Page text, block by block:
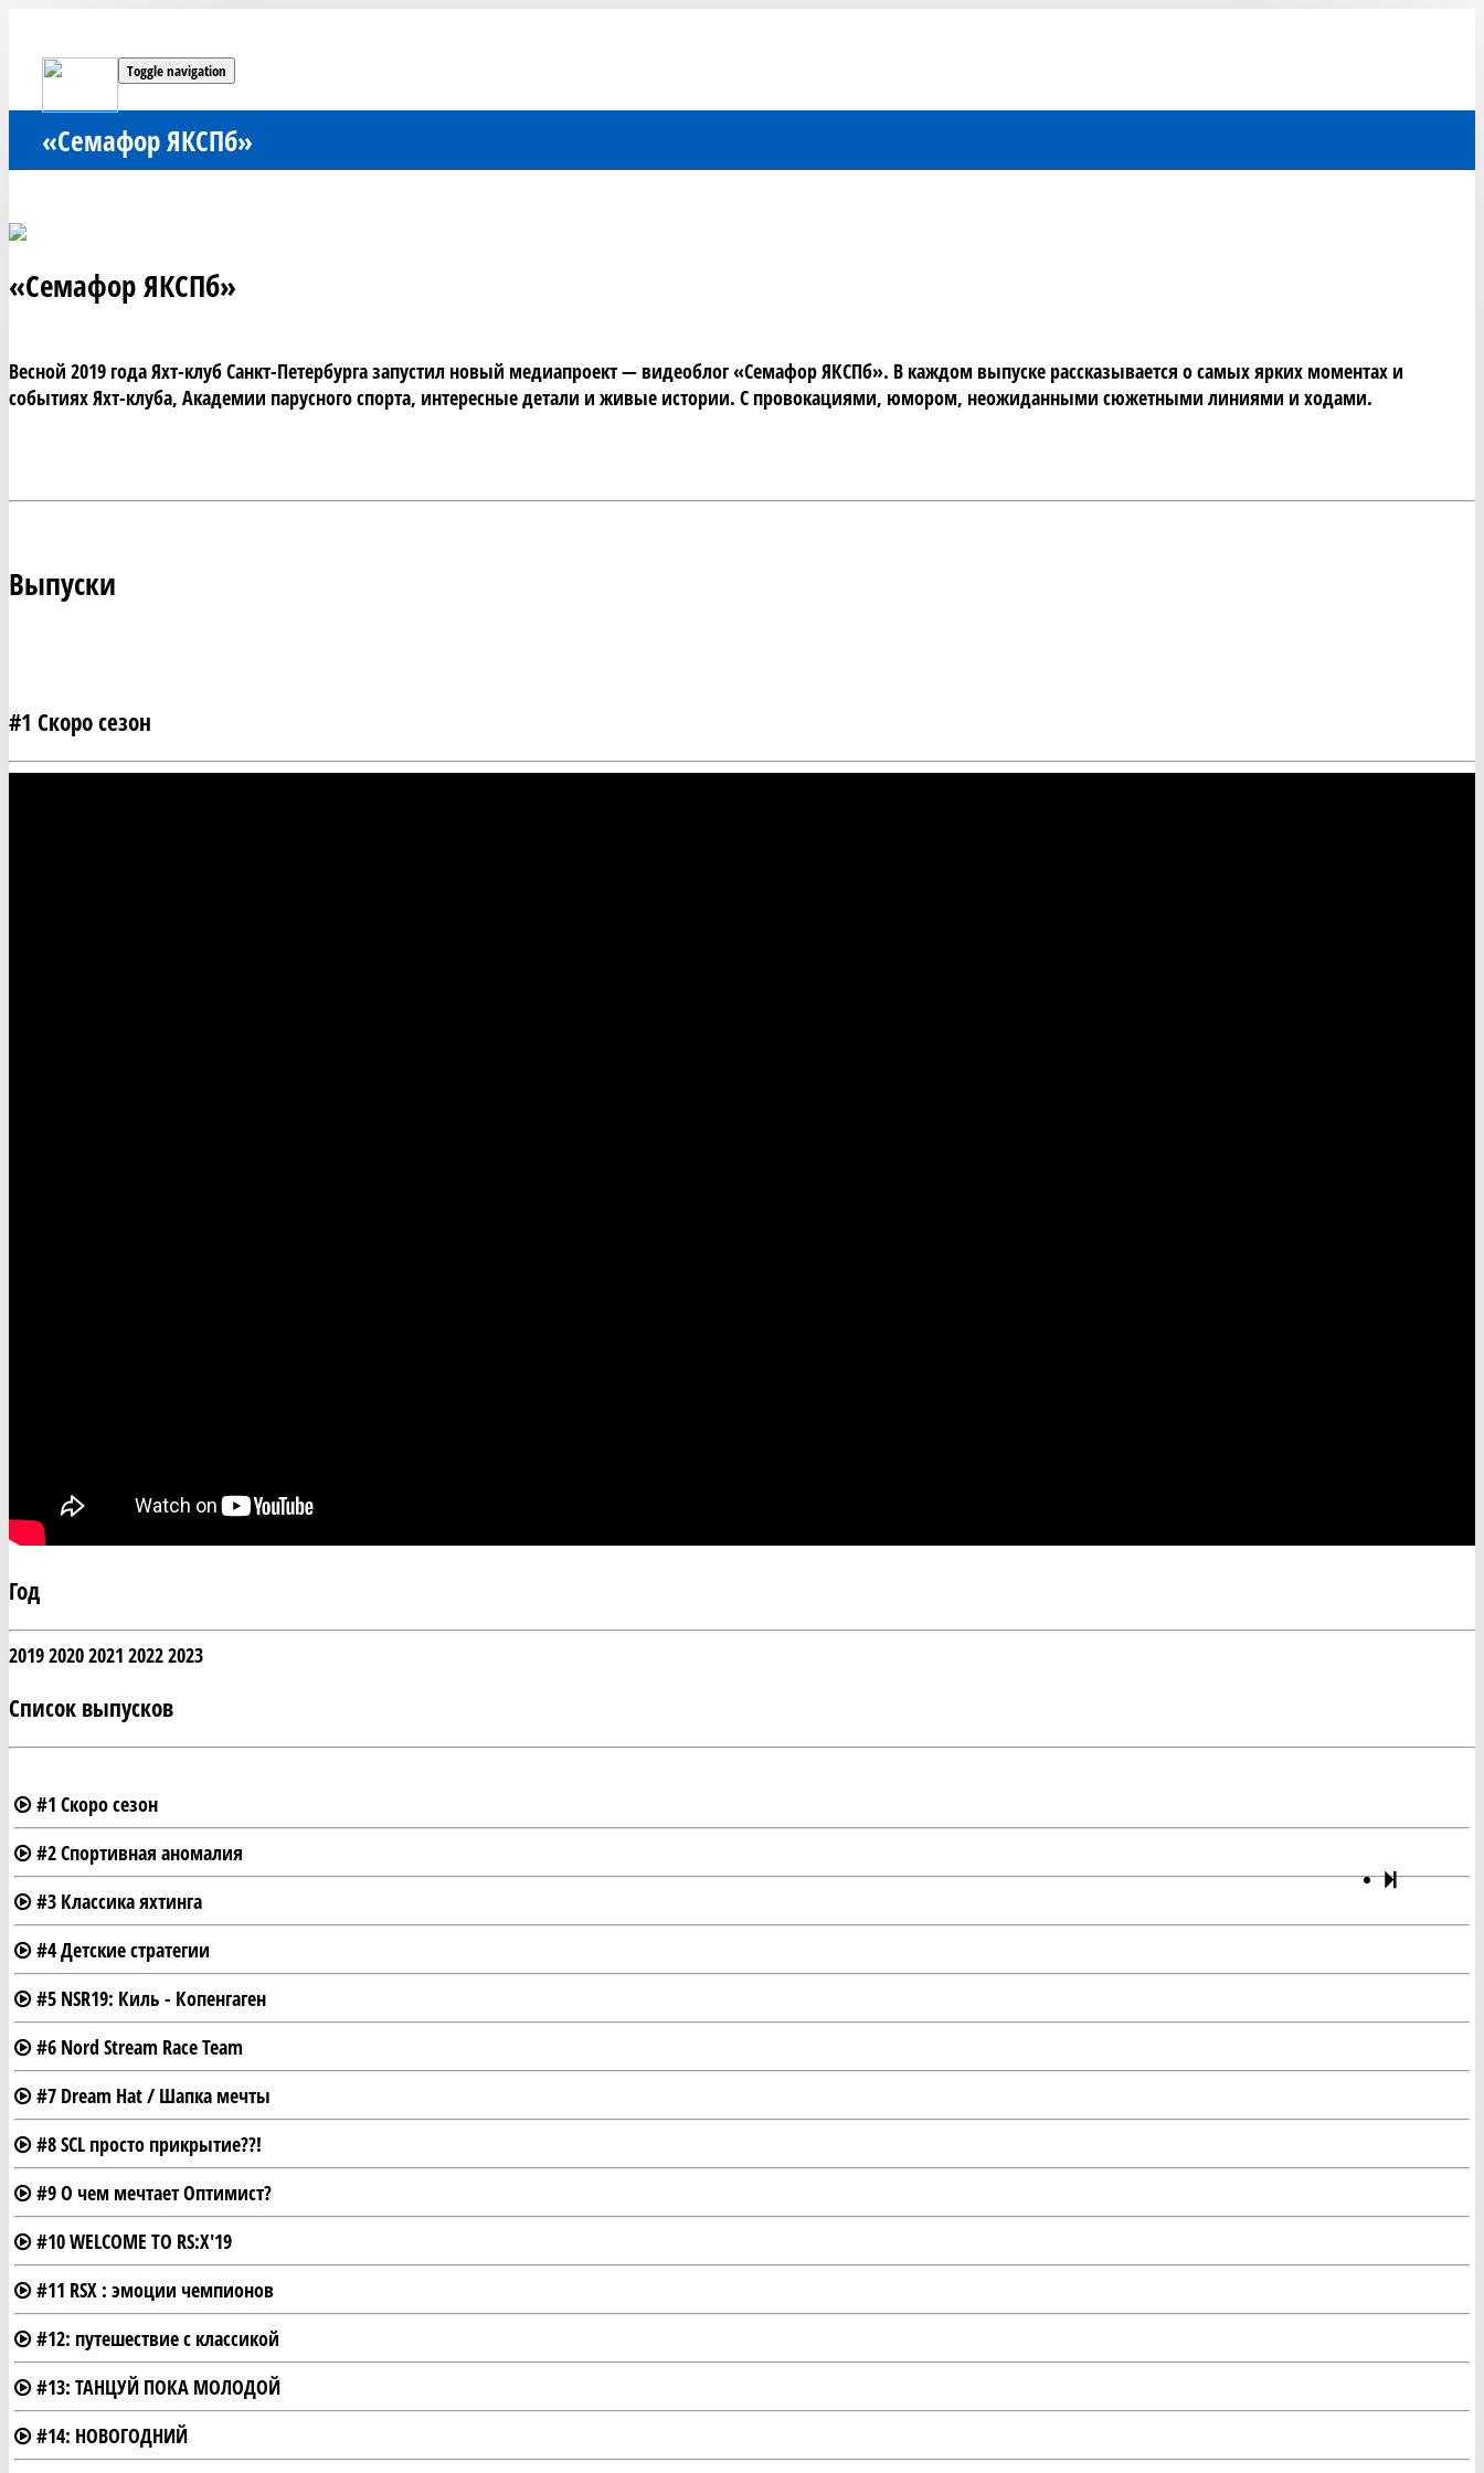
Toggle navigation
«Семафор ЯКСПб»
«Семафор ЯКСПб»
Весной 2019 года Яхт-клуб Санкт-Петербурга запустил новый медиапроект — видеоблог «Семафор ЯКСПб». В каждом выпуске рассказывается о самых ярких моментах и
событиях Яхт-клуба, Академии парусного спорта, интересные детали и живые истории. С провокациями, юмором, неожиданными сюжетными линиями и ходами.
Выпуски
#1 Скоро сезон
Год
201920202021 20222023
Список выпусков
#1 Скоро сезон
#2 Спортивная аномалия
#3 Классика яхтинга
#4 Детские стратегии
#5 NSR19: Киль - Копенгаген
#6 Nord Stream Race Team
#7 Dream Hat / Шапка мечты
#8 SCL просто прикрытие??!
#9 О чем мечтает Оптимист?
#10 WELCOME TO RS:X'19
#11 RSX : эмоции чемпионов
#12: путешествие с классикой
#13: ТАНЦУЙ ПОКА МОЛОДОЙ
#14: НОВОГОДНИЙ